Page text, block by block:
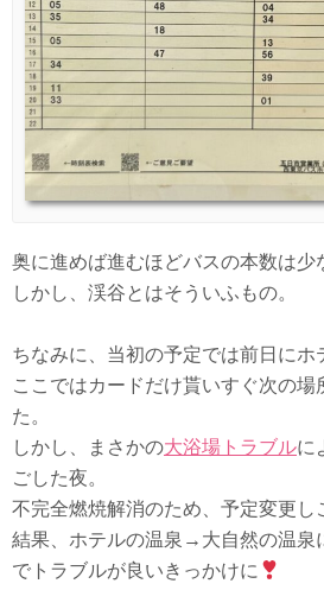
奥に進めば進むほどバスの本数は少
しかし、渓谷とはそういふもの。
ちなみに、当初の予定では前日にホ
ここではカードだけ貰いすぐ次の場
た。
しかし、まさかの大浴場トラブルに
ごした夜。
不完全燃焼解消のため、予定変更し
結果、ホテルの温泉→大自然の温泉
でトラブルが良いきっかけに